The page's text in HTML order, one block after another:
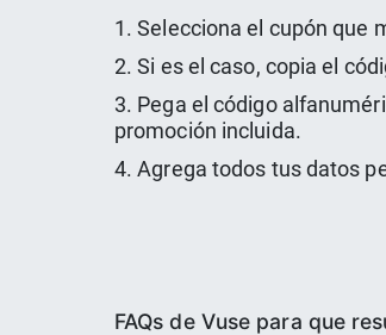
1. Selecciona el cupón que
2. Si es el caso, copia el
3. Pega el código
promoción incluida.
4. Agrega todos tus datos
FAQs de Vuse para que